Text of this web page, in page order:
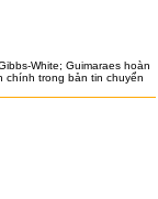
White; Guimaraes hoàn
chính trong bản tin chuyển